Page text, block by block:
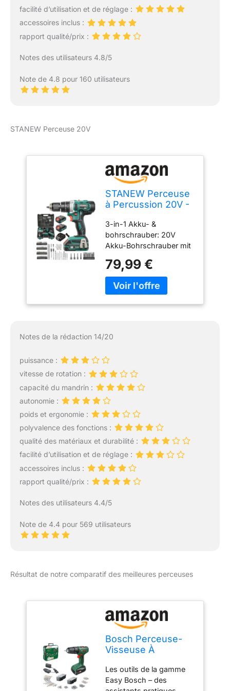
perçage dans le bois, le
métal ou le plastique
ainsi que pour le perçage
maçonnerie Fourni avec
d'embouts de 241
facilité d’utilisation et de réglage :
accessoires inclus :
rapport qualité/prix :
Notes des utilisateurs 4.8/5
Note de 4.8 pour 160 utilisateurs
STANEW Perceuse 20V
STANEW Perceuse
à Percussion 20V -
Visseuse sans fil 2
batteries Li-ion,69
PCs Accessoires,
avec étui de
Transport 2 Batterie
et Chargeur
3-in-1 Akku- &
bohrschrauber: 20V
Akku-Bohrschrauber mit
Drehmoment, 3 Modi
(Schrauben, Bohren,
Schlagbohren), 18+3
& Elektronische Bremse:
(0-1650 U/min) für
schnelles Bohren,
stufenloser Abzug &
Notstopp-Funktion.
Lange Akkulaufzeit &
Schnellladung: 2x
2000mAh Lithium-Akkus
und 1h Schnellladegerät
für kontinuierliches
Arbeiten. Praktischer
Hüftclip mit Integrierter
LED-Beleuchtung: Der
mit einem praktischen
Ihre Hände frei macht.
Ecken – ob auf der Leiter
stets effizient und sicher.
Komplettes Zubehörset
mit Koffer: 24 Teile
(Bohrer, Bits,
Stecknüsse), 13mm
Schnellspannbohrfutter,
robuster Transportkoffer,
ideal für Holz, Metall,
Kunststoff & Mauerwerk.
79,99 €
Notes de la rédaction 14/20
puissance :
vitesse de rotation :
capacité du mandrin :
autonomie :
poids et ergonomie :
polyvalence des fonctions :
qualité des matériaux et durabilité :
facilité d’utilisation et de réglage :
accessoires inclus :
rapport qualité/prix :
Notes des utilisateurs 4.4/5
Note de 4.4 pour 569 utilisateurs
Résultat de notre comparatif des meilleures perceuses
Bosch Perceuse-
Visseuse À
- Easyimpact 18V-
40 (Vissage,
Les outils de la gamme
Easy Bosch – des